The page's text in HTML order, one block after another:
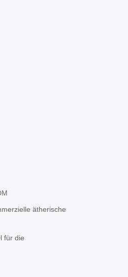
ätherische
für die